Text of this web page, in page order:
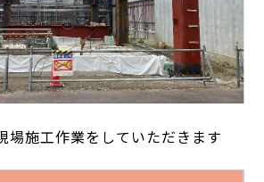
場施工作業をしていただきます